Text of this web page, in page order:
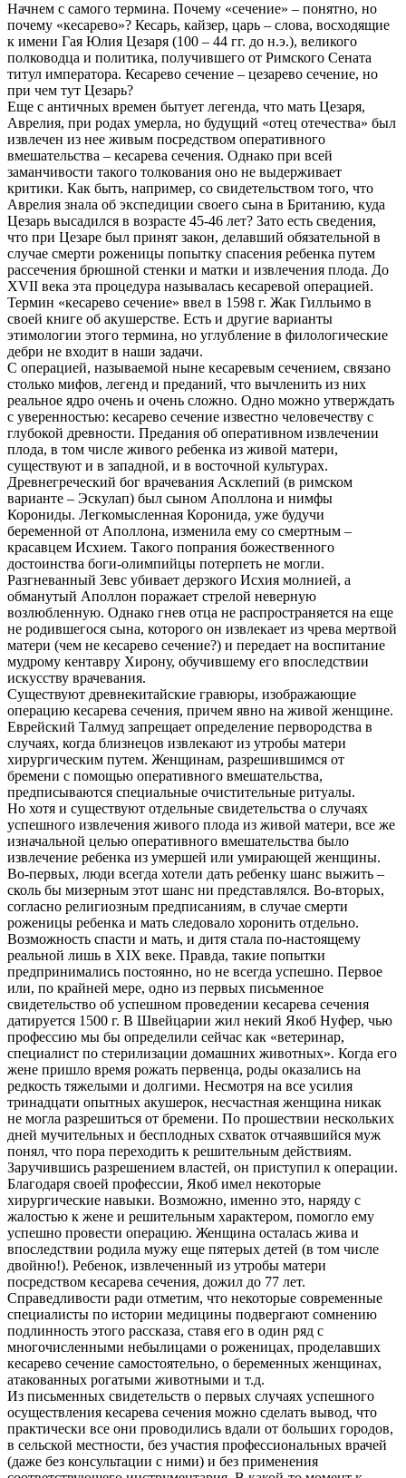
Начнем с самого термина. Почему «сечение» – понятно, но
почему «кесарево»? Кесарь, кайзер, царь – слова, восходящие
к имени Гая Юлия Цезаря (100 – 44 гг. до н.э.), великого
полководца и политика, получившего от Римского Сената
титул императора. Кесарево сечение – цезарево сечение, но
при чем тут Цезарь?
Еще с античных времен бытует легенда, что мать Цезаря,
Аврелия, при родах умерла, но будущий «отец отечества» был
извлечен из нее живым посредством оперативного
вмешательства – кесарева сечения. Однако при всей
заманчивости такого толкования оно не выдерживает
критики. Как быть, например, со свидетельством того, что
Аврелия знала об экспедиции своего сына в Британию, куда
Цезарь высадился в возрасте 45-46 лет? Зато есть сведения,
что при Цезаре был принят закон, делавший обязательной в
случае смерти роженицы попытку спасения ребенка путем
рассечения брюшной стенки и матки и извлечения плода. До
XVII века эта процедура называлась кесаревой операцией.
Термин «кесарево сечение» ввел в 1598 г. Жак Гилльимо в
своей книге об акушерстве. Есть и другие варианты
этимологии этого термина, но углубление в филологические
дебри не входит в наши задачи.
С операцией, называемой ныне кесаревым сечением, связано
столько мифов, легенд и преданий, что вычленить из них
реальное ядро очень и очень сложно. Одно можно утверждать
с уверенностью: кесарево сечение известно человечеству с
глубокой древности. Предания об оперативном извлечении
плода, в том числе живого ребенка из живой матери,
существуют и в западной, и в восточной культурах.
Древнегреческий бог врачевания Асклепий (в римском
варианте – Эскулап) был сыном Аполлона и нимфы
Корониды. Легкомысленная Коронида, уже будучи
беременной от Аполлона, изменила ему со смертным –
красавцем Исхием. Такого попрания божественного
достоинства боги-олимпийцы потерпеть не могли.
Разгневанный Зевс убивает дерзкого Исхия молнией, а
обманутый Аполлон поражает стрелой неверную
возлюбленную. Однако гнев отца не распространяется на еще
не родившегося сына, которого он извлекает из чрева мертвой
матери (чем не кесарево сечение?) и передает на воспитание
мудрому кентавру Хирону, обучившему его впоследствии
искусству врачевания.
Существуют древнекитайские гравюры, изображающие
операцию кесарева сечения, причем явно на живой женщине.
Еврейский Талмуд запрещает определение первородства в
случаях, когда близнецов извлекают из утробы матери
хирургическим путем. Женщинам, разрешившимся от
бремени с помощью оперативного вмешательства,
предписываются специальные очистительные ритуалы.
Но хотя и существуют отдельные свидетельства о случаях
успешного извлечения живого плода из живой матери, все же
изначальной целью оперативного вмешательства было
извлечение ребенка из умершей или умирающей женщины.
Во-первых, люди всегда хотели дать ребенку шанс выжить –
сколь бы мизерным этот шанс ни представлялся. Во-вторых,
согласно религиозным предписаниям, в случае смерти
роженицы ребенка и мать следовало хоронить отдельно.
Возможность спасти и мать, и дитя стала по-настоящему
реальной лишь в XIX веке. Правда, такие попытки
предпринимались постоянно, но не всегда успешно. Первое
или, по крайней мере, одно из первых письменное
свидетельство об успешном проведении кесарева сечения
датируется 1500 г. В Швейцарии жил некий Якоб Нуфер, чью
профессию мы бы определили сейчас как «ветеринар,
специалист по стерилизации домашних животных». Когда его
жене пришло время рожать первенца, роды оказались на
редкость тяжелыми и долгими. Несмотря на все усилия
тринадцати опытных акушерок, несчастная женщина никак
не могла разрешиться от бремени. По прошествии нескольких
дней мучительных и бесплодных схваток отчаявшийся муж
понял, что пора переходить к решительным действиям.
Заручившись разрешением властей, он приступил к операции.
Благодаря своей профессии, Якоб имел некоторые
хирургические навыки. Возможно, именно это, наряду с
жалостью к жене и решительным характером, помогло ему
успешно провести операцию. Женщина осталась жива и
впоследствии родила мужу еще пятерых детей (в том числе
двойню!). Ребенок, извлеченный из утробы матери
посредством кесарева сечения, дожил до 77 лет.
Справедливости ради отметим, что некоторые современные
специалисты по истории медицины подвергают сомнению
подлинность этого рассказа, ставя его в один ряд с
многочисленными небылицами о роженицах, проделавших
кесарево сечение самостоятельно, о беременных женщинах,
атакованных рогатыми животными и т.д.
Из письменных свидетельств о первых случаях успешного
осуществления кесарева сечения можно сделать вывод, что
практически все они проводились вдали от больших городов,
в сельской местности, без участия профессиональных врачей
(даже без консультации с ними) и без применения